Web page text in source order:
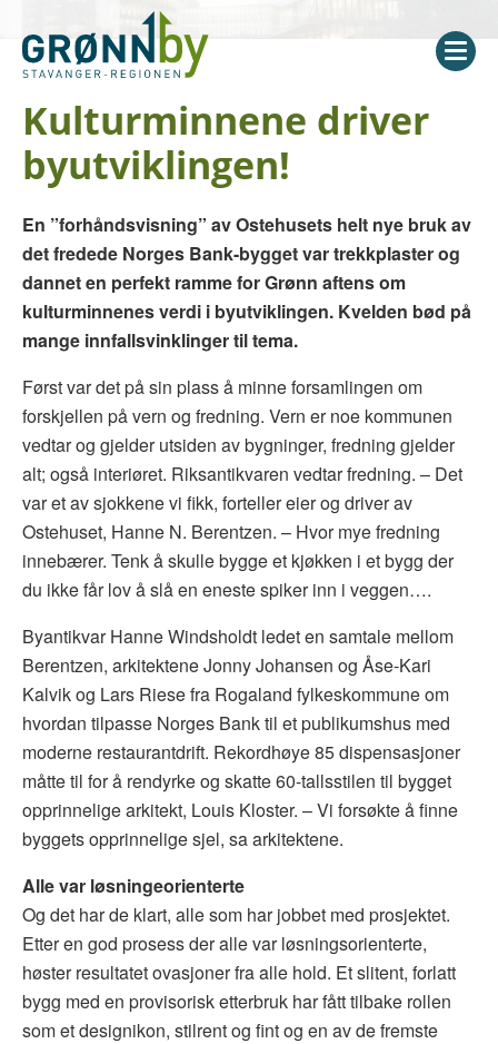
Kulturminnene driver
byutviklingen!
En ”forhåndsvisning” av Ostehusets helt nye bruk av
det fredede Norges Bank-bygget var trekkplaster og
dannet en perfekt ramme for Grønn aftens om
kulturminnenes verdi i byutviklingen. Kvelden bød på
mange innfallsvinklinger til tema.
Først var det på sin plass å minne forsamlingen om
forskjellen på vern og fredning. Vern er noe kommunen
vedtar og gjelder utsiden av bygninger, fredning gjelder
alt; også interiøret. Riksantikvaren vedtar fredning. – Det
var et av sjokkene vi fikk, forteller eier og driver av
Ostehuset, Hanne N. Berentzen. – Hvor mye fredning
innebærer. Tenk å skulle bygge et kjøkken i et bygg der
du ikke får lov å slå en eneste spiker inn i veggen….
Byantikvar Hanne Windsholdt ledet en samtale mellom
Berentzen, arkitektene Jonny Johansen og Åse-Kari
Kalvik og Lars Riese fra Rogaland fylkeskommune om
hvordan tilpasse Norges Bank til et publikumshus med
moderne restaurantdrift. Rekordhøye 85 dispensasjoner
måtte til for å rendyrke og skatte 60-tallsstilen til bygget
opprinnelige arkitekt, Louis Kloster. – Vi forsøkte å finne
byggets opprinnelige sjel, sa arkitektene.
Alle var løsningeorienterte
Og det har de klart, alle som har jobbet med prosjektet.
Etter en god prosess der alle var løsningsorienterte,
høster resultatet ovasjoner fra alle hold. Et slitent, forlatt
bygg med en provisorisk etterbruk har fått tilbake rollen
som et designikon, stilrent og fint og en av de fremste